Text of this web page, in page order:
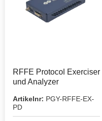
RFFE Protocol Exerciser
und Analyzer
Artikelnr: PGY-RFFE-EX-
PD